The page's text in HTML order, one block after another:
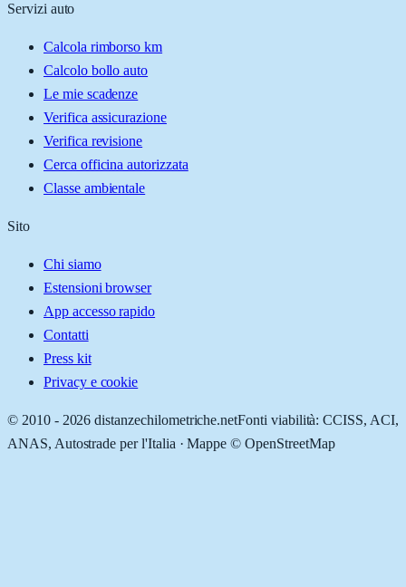
Servizi auto
Calcola rimborso km
Calcolo bollo auto
Le mie scadenze
Verifica assicurazione
Verifica revisione
Cerca officina autorizzata
Classe ambientale
Sito
Chi siamo
Estensioni browser
App accesso rapido
Contatti
Press kit
Privacy e cookie
© 2010 - 2026 distanzechilometriche.netFonti viabilità: CCISS, ACI,
ANAS, Autostrade per l'Italia · Mappe © OpenStreetMap